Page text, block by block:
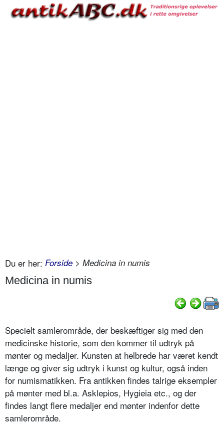
Du er her: Forside > Medicina in numis
Medicina in numis
Specielt samlerområde, der beskæftiger sig med den
medicinske historie, som den kommer til udtryk på
mønter og medaljer. Kunsten at helbrede har været kendt
længe og giver sig udtryk i kunst og kultur, også inden
for numismatikken. Fra antikken findes talrige eksempler
på mønter med bl.a. Asklepios, Hygieia etc., og der
findes langt flere medaljer end mønter indenfor dette
samlerområde.